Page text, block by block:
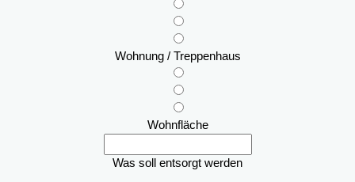
Wohnung / Treppenhaus
Wohnfläche
Was soll entsorgt werden